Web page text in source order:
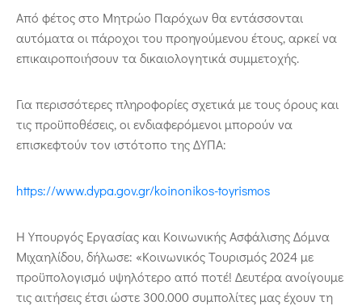
Από φέτος στο Μητρώο Παρόχων θα εντάσσονται
αυτόματα οι πάροχοι του προηγούμενου έτους, αρκεί να
επικαιροποιήσουν τα δικαιολογητικά συμμετοχής.
Για περισσότερες πληροφορίες σχετικά με τους όρους και
τις προϋποθέσεις, οι ενδιαφερόμενοι μπορούν να
επισκεφτούν τον ιστότοπο της ΔΥΠΑ:
https://www.dypa.gov.gr/koinonikos-toyrismos
Η Υπουργός Εργασίας και Κοινωνικής Ασφάλισης Δόμνα
Μιχαηλίδου, δήλωσε: «Κοινωνικός Τουρισμός 2024 με
προϋπολογισμό υψηλότερο από ποτέ! Δευτέρα ανοίγουμε
τις αιτήσεις έτσι ώστε 300.000 συμπολίτες μας έχουν τη